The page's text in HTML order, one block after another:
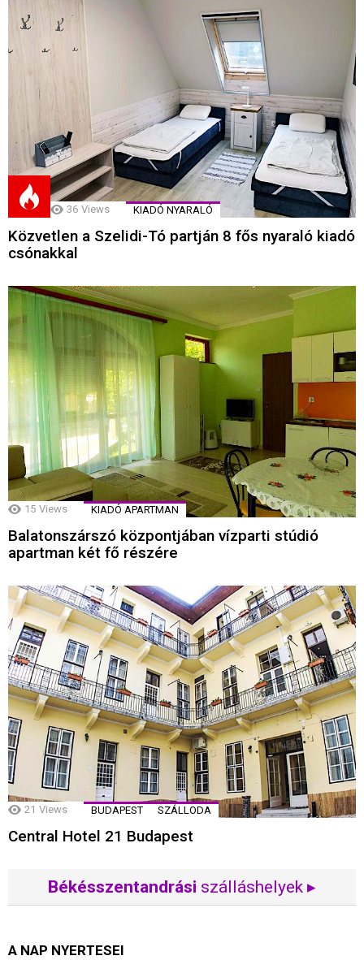
36 Views KIADÓ NYARALÓ
Közvetlen a Szelidi-Tó partján 8 fős nyaraló kiadó
csónakkal
15 Views KIADÓ APARTMAN
Balatonszárszó központjában vízparti stúdió
apartman két fő részére
21 Views BUDAPEST SZÁLLODA
Central Hotel 21 Budapest
Békésszentandrási szálláshelyek ▸
A NAP NYERTESEI